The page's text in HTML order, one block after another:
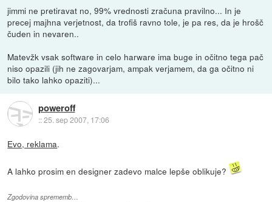
jimmi ne pretiravat no, 99% vrednosti zračuna pravilno... In je
precej majhna verjetnost, da trofiš ravno tole, je pa res, da je hrošč
čuden in nevaren..
Matevžk vsak software in celo harware ima buge in očitno tega pač
niso opazili (jih ne zagovarjam, ampak verjamem, da ga očitno ni
bilo tako lahko opaziti)...
poweroff
::25. sep 2007, 17:06
Evo, reklama.
A lahko prosim en designer zadevo malce lepše oblikuje?
Zgodovina sprememb…